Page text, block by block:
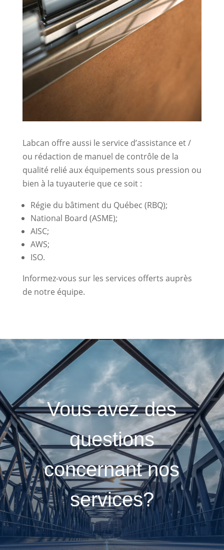
Labcan offre aussi le service d’assistance et /
ou rédaction de manuel de contrôle de la
qualité relié aux équipements sous pression ou
bien à la tuyauterie que ce soit :
Régie du bâtiment du Québec (RBQ);
National Board (ASME);
AISC;
AWS;
ISO.
Informez-vous sur les services offerts auprès
de notre équipe.
Vous avez des
questions
concernant nos
services?